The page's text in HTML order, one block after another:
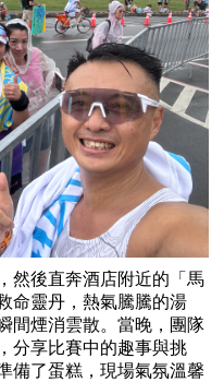
然後直奔酒店附近的「馬
命靈丹，熱氣騰騰的湯
間煙消雲散。當晚，團隊
分享比賽中的趣事與挑
備了蛋糕，現場氣氛溫馨